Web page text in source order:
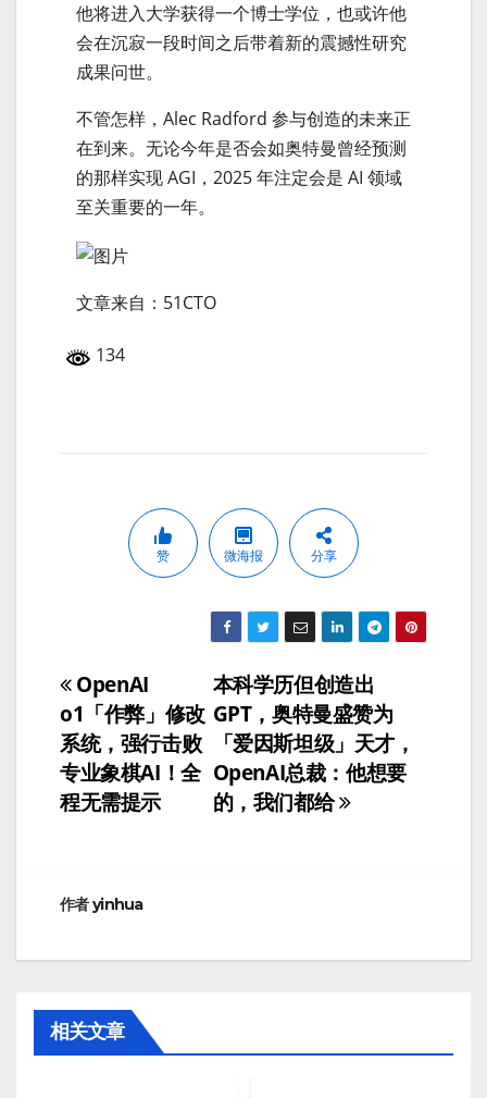
他将进入大学获得一个博士学位，也或许他
会在沉寂一段时间之后带着新的震撼性研究
成果问世。
不管怎样，Alec Radford 参与创造的未来正
在到来。无论今年是否会如奥特曼曾经预测
的那样实现 AGI，2025 年注定会是 AI 领域
至关重要的一年。
文章来自：51CTO
134
赞 微海报 分享
文
章
导
航
本科学历但创造出
GPT，奥特曼盛赞为
「爱因斯坦级」天才，
OpenAI总裁：他想要
的，我们都给
OpenAI
o1「作弊」修改
系统，强行击败
专业象棋AI！全
程无需提示
作者yinhua
相关文章